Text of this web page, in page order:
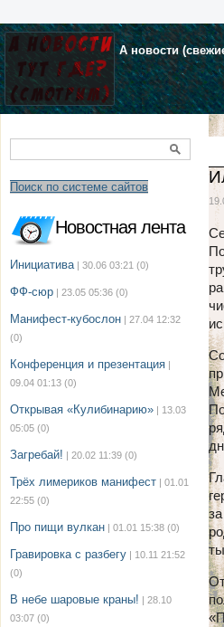
А новости
Поиск по системе сайтов
Новостная лента
Инициатива | 30.06 03:21 (0)
ФФ-сюр | 23.05 05:36 (0)
Манифест-кубослон | 27.04 12:32
(0)
Конференция и презентация |
09.04 01:13 (0)
Открывая «Кулибинарию» | 13.03
05:05 (0)
Загребай! | 20.02 11:39 (0)
Трёх лимериков манифест | 01.01
22:55 (0)
Про пищи вулкан | 01.01 15:38 (0)
Гравировка с разбегу | 10.11 21:52
(0)
В небе шаровые краны! | 28.10
03:07 (0)